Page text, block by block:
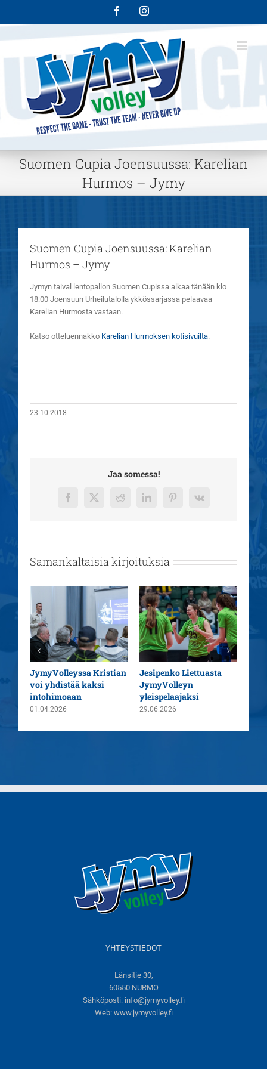
FacebookInstagram
Suomen Cupia Joensuussa: Karelian
Hurmos – Jymy
Suomen Cupia Joensuussa: Karelian
Hurmos – Jymy
Jymyn taival lentopallon Suomen Cupissa alkaa tänään klo
18:00 Joensuun Urheilutalolla ykkössarjassa pelaavaa
Karelian Hurmosta vastaan.
Katso otteluennakko Karelian Hurmoksen kotisivuilta.
23.10.2018
Jaa somessa!
Facebook
X RedditLinkedInPinterest
Vk
Samankaltaisia kirjoituksia
JymyVolleyssa Kristian
voi yhdistää kaksi
intohimoaan
01.04.2026
Jesipenko Liettuasta
JymyVolleyn
yleispelaajaksi
29.06.2026
YHTEYSTIEDOT
Länsitie 30,
60550 NURMO
Sähköposti: info@jymyvolley.fi
Web: www.jymyvolley.fi